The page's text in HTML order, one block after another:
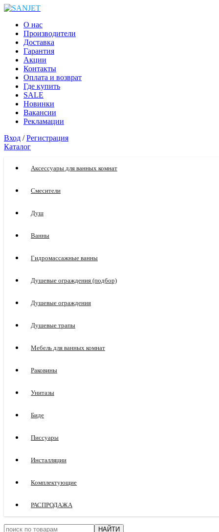
О нас
Производители
Доставка
Гарантия
Акции
Контакты
Оплата и возврат
Где купить
SALE
Новинки
Вакансии
Рекламации
Вход /Регистрация
Каталог
Аксессуары для ванных комнат
Смесители
Душ
Ванны
Гидромассажные ванны
Душевые ограждения (подбор)
Душевые ограждения
Душевые трапы
Мебель для ванных комнат
Раковины
Унитазы
Биде
Писсуары
Инсталляции
Комплектующие
РАСПРОДАЖА